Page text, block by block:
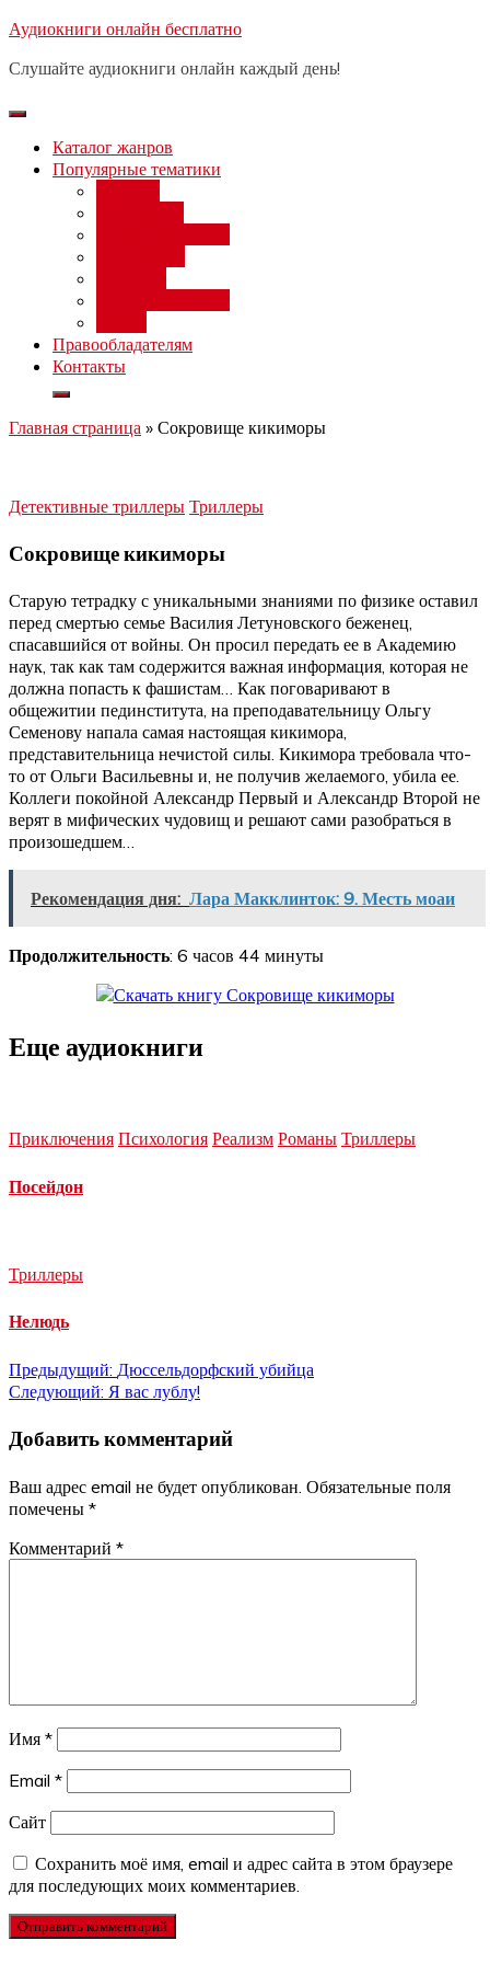
Перейти
содержимому
Аудиокниги онлайн бесплатно
Слушайте аудиокниги онлайн каждый день!
Каталог жанров
Популярные тематики
Правообладателям
Контакты
Главная страница » Сокровище кикиморы
Детективные триллеры Триллеры
Сокровище кикиморы
Старую тетрадку с уникальными знаниями по физике оставил
перед смертью семье Василия Летуновского беженец,
спасавшийся от войны. Он просил передать ее в Академию
наук, так как там содержится важная информация, которая не
должна попасть к фашистам… Как поговаривают в
общежитии пединститута, на преподавательницу Ольгу
Семенову напала самая настоящая кикимора,
представительница нечистой силы. Кикимора требовала что-
то от Ольги Васильевны и, не получив желаемого, убила ее.
Коллеги покойной Александр Первый и Александр Второй не
верят в мифических чудовищ и решают сами разобраться в
произошедшем…
Рекомендация дня: Лара Макклинток: 9. Месть моаи
Продолжительность: 6 часов 44 минуты
Еще аудиокниги
Приключения Психология Реализм Романы Триллеры
Посейдон
Триллеры
Нелюдь
Навигация
записям
Предыдущий: Дюссельдорфский убийца
Следующий: Я вас лублу!
Добавить комментарий
Ваш адрес email не будет опубликован. Обязательные поля
помечены *
Комментарий *
Имя *
Email *
Сайт
Сохранить моё имя, email и адрес сайта в этом браузере
для последующих моих комментариев.
Бесплатный вебинар: заработок
день